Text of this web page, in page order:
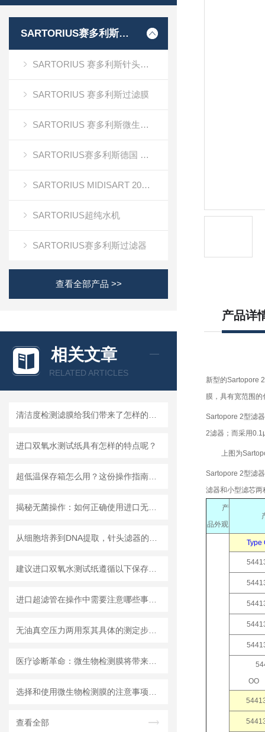
SARTORIUS赛多利斯德国
SARTORIUS 赛多利斯针头式滤器
SARTORIUS 赛多利斯过滤膜
SARTORIUS 赛多利斯微生物检测
SARTORIUS赛多利斯德国 电子天平
SARTORIUS MIDISART 2000
SARTORIUS超纯水机
SARTORIUS赛多利斯过滤器
查看全部产品 >>
相关文章
RELATED ARTICLES
进口双氧水测试纸具有怎样的特点呢？
查看全部
产品详
新型的Sartopore
膜，具有宽范围
Sartopore 2型滤
2滤器；而采用
上图为
Sartopore 2型滤
滤器和小型滤芯两
产
品外观
Type